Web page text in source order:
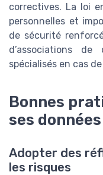
correctives. La loi
personnelles et
de sécurité
d’associations
spécialisés en cas
Bonnes
ses
Adopter des
les risques